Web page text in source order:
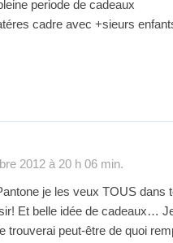
periode de cadeaux
cadre avec +sieurs
2012 à 20 h 06 min.
je les veux TOUS dans
Et belle idée de cadeaux…
trouverai peut-être de quoi